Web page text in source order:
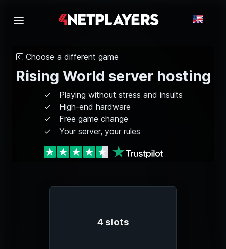
Choose a different game
Rising World server hosting
Playing without stress and insults
High-end hardware
Free game change
Your server, your rules
4 slots